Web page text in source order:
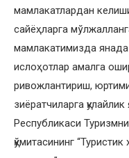
мамлакатлардан
сайёҳларга
мамлакатимизда
ислоҳотлар амалга
ривожлантириш,
зиёратчиларга
Республикаси
қўмитасининг